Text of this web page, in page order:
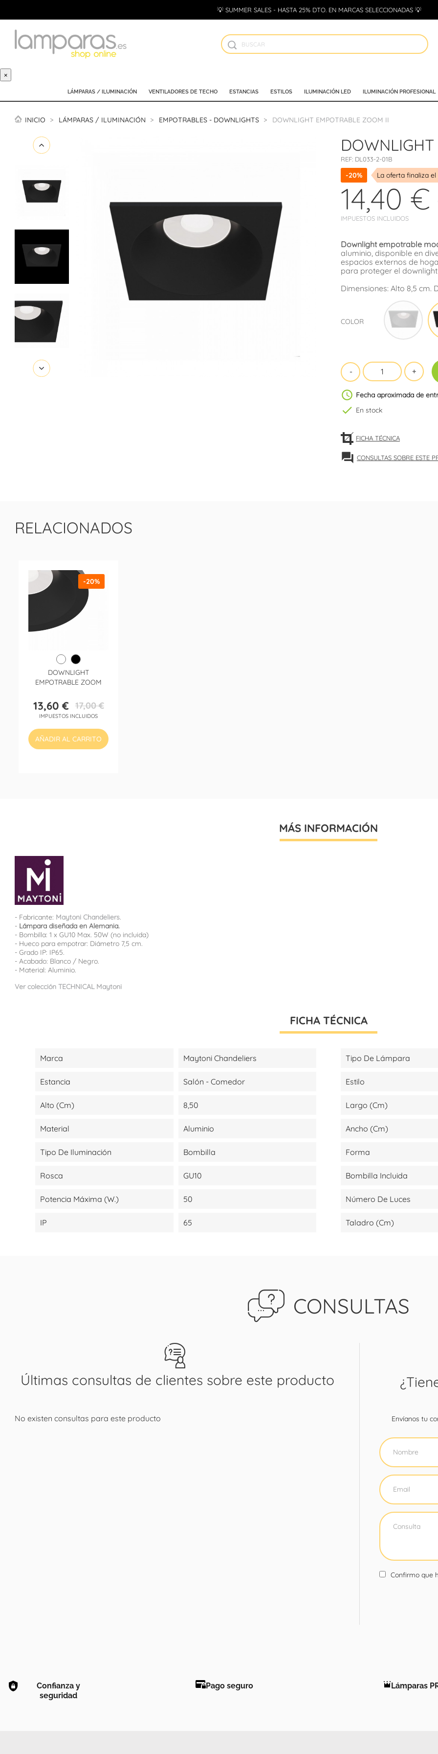
💡 SUMMER SALES - HASTA 25% DTO. EN MARCAS SELECCIONADAS 💡
×
LÁMPARAS / ILUMINACIÓN VENTILADORES DE TECHO ESTANCIAS ESTILOS ILUMINACIÓN LED ILUMINACIÓN PROFESIONAL
INICIO LÁMPARAS / ILUMINACIÓN EMPOTRABLES - DOWNLIGHTS DOWNLIGHT EMPOTRABLE ZOOM II
REF: DL033-2-01B
-20% La oferta finaliza el
14,40 €
IMPUESTOS INCLUIDOS
Downlight empotrable
aluminio, disponible en
espacios externos de
para proteger el
Dimensiones: Alto 8,5 cm.
COLOR
schedule Fecha aproximada de
check En stock
FICHA TÉCNICA
forum CONSULTAS SOBRE ESTE
RELACIONADOS
DOWNLIGHT
EMPOTRABLE ZOOM
Precio
13,60 €Precio
base
17,00 €
IMPUESTOS INCLUIDOS
-20%
AÑADIR AL CARRITO
MÁS INFORMACIÓN
- Fabricante: Maytoni Chandeliers.
- Lámpara diseñada en Alemania.
- Bombilla: 1 x GU10 Max. 50W (no incluida)
- Hueco para empotrar: Diámetro 7,5 cm.
- Grado IP: IP65.
- Acabado: Blanco / Negro.
- Material: Aluminio.
Ver colección TECHNICAL Maytoni
FICHA TÉCNICA
Marca Maytoni Chandeliers Tipo De Lámpara
Estancia Salón - Comedor Estilo
Alto (cm) 8,50 Largo (cm)
Material Aluminio Ancho (cm)
Tipo De Iluminación Bombilla Forma
Rosca GU10 Bombilla Incluida
Potencia Máxima (W.) 50 Número De Luces
IP 65 Taladro (cm)
CONSULTAS
Últimas consultas de clientes sobre este producto
No existen consultas para este producto Envíanos tu
Confirmo que
Confianza y
seguridad
Pago seguro Lámparas